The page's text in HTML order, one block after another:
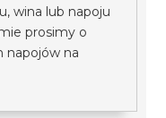
wina lub napoju
prosimy o
napojów na